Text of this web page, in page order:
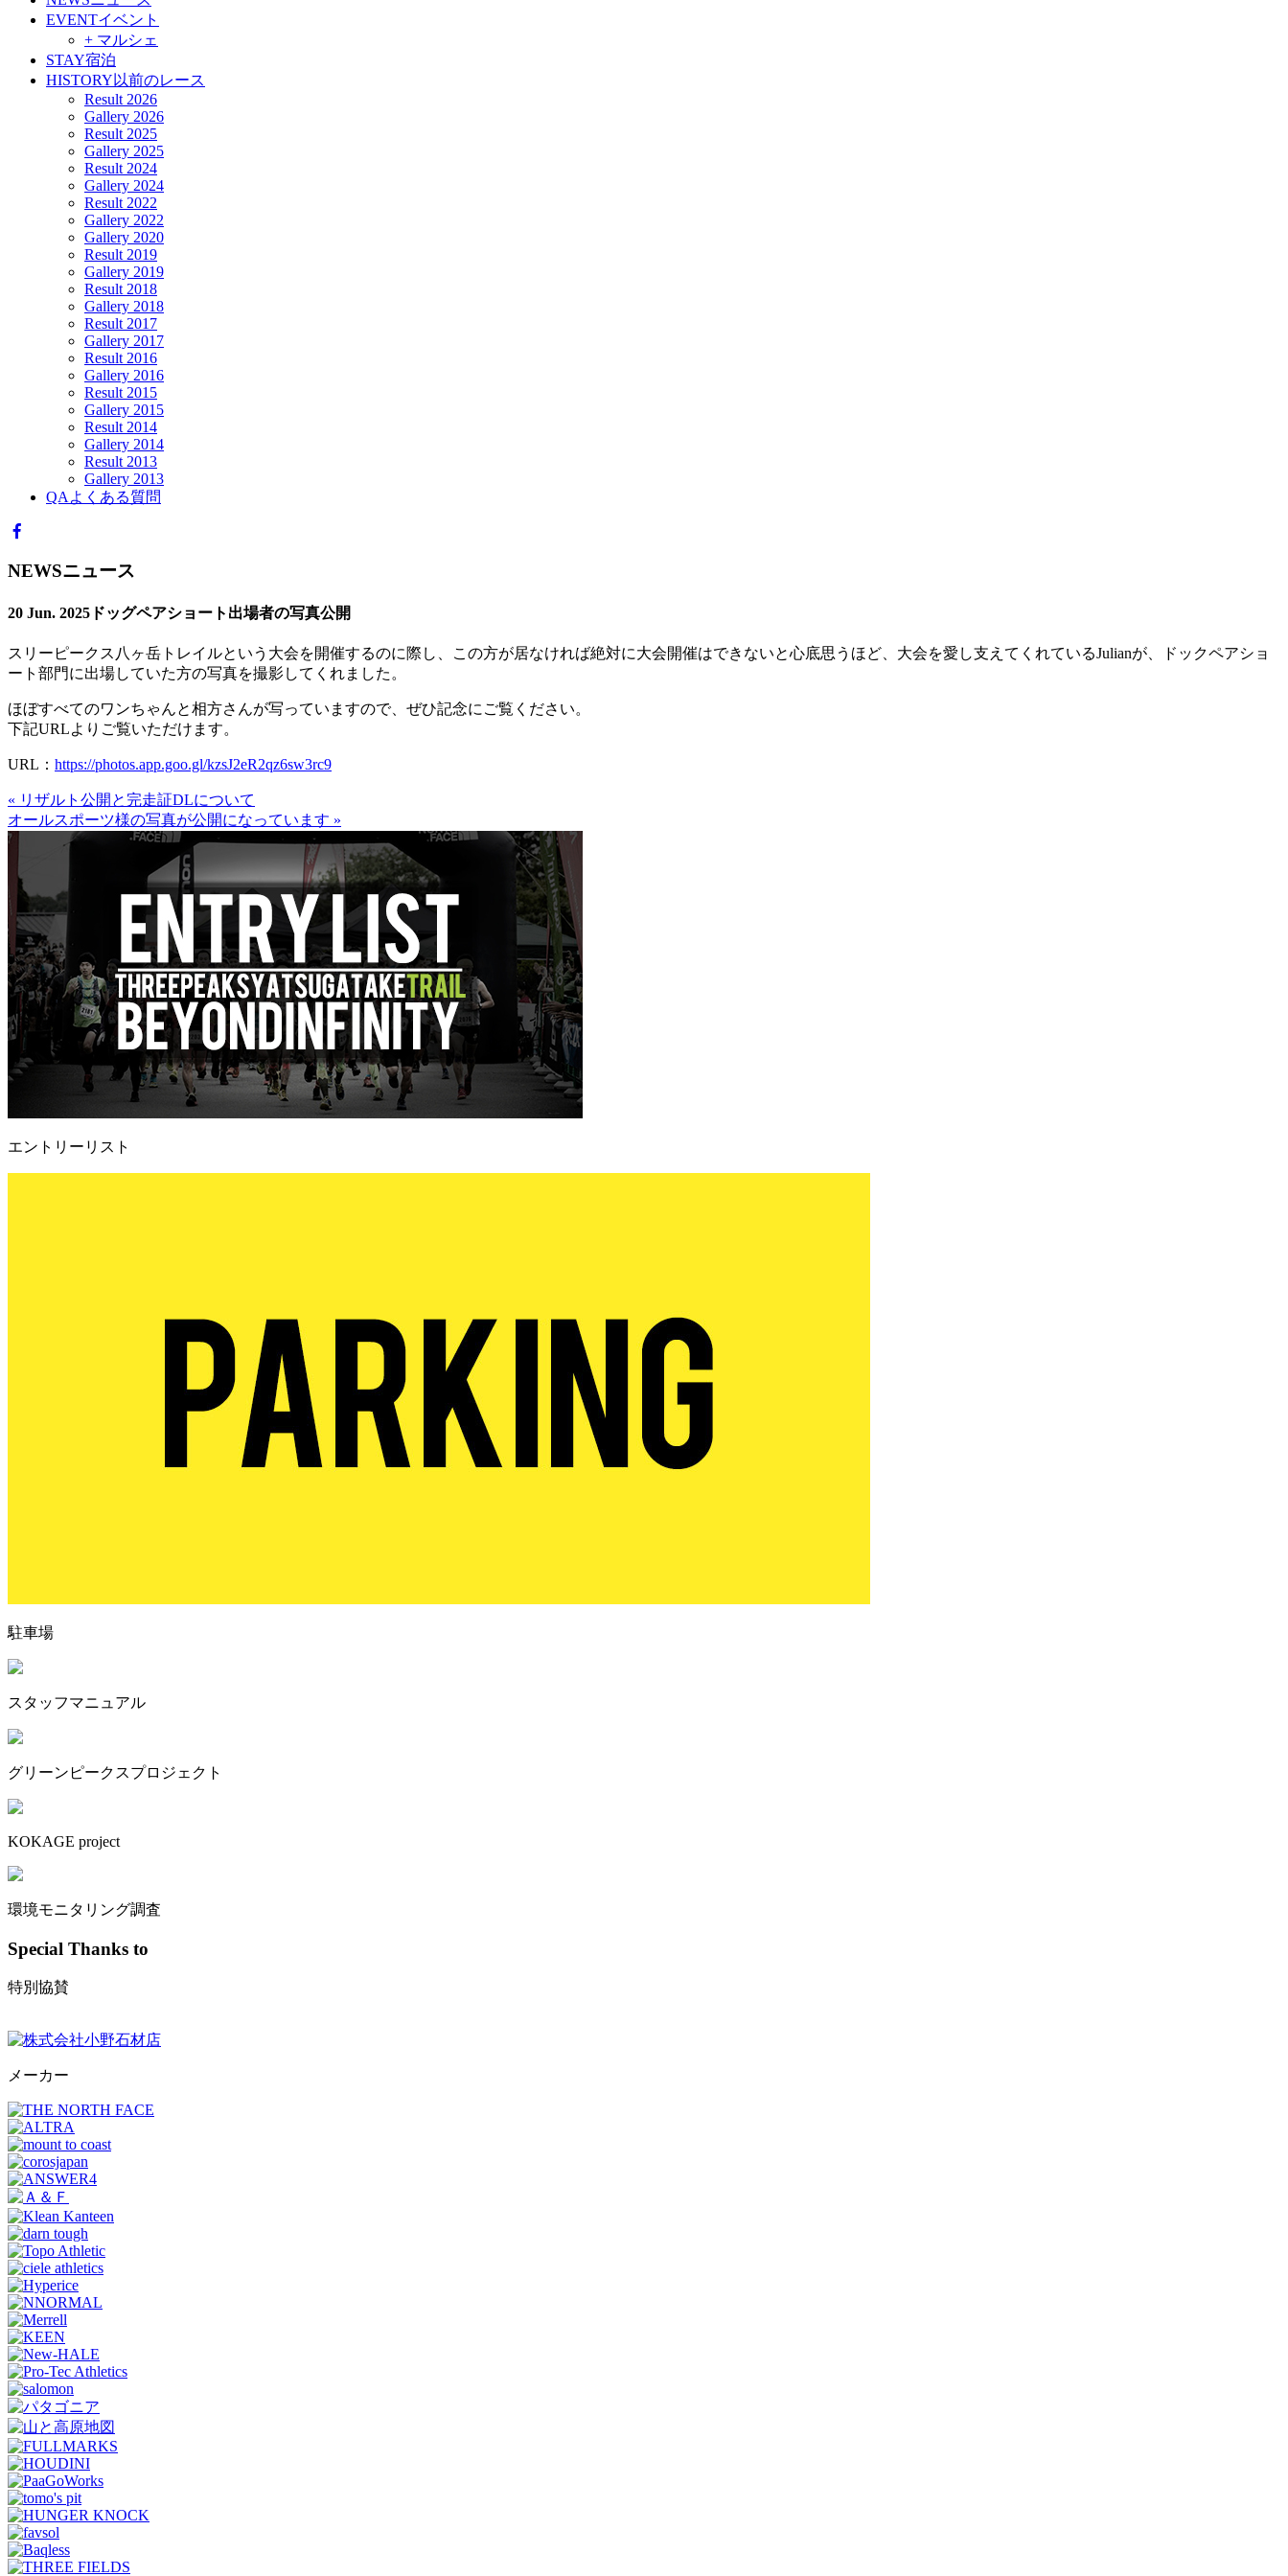
EVENTイベント
+ マルシェ
STAY宿泊
HISTORY 以前のレース
Result 2026
Gallery 2026
Result 2025
Gallery 2025
Result 2024
Gallery 2024
Result 2022
Gallery 2022
Gallery 2020
Result 2019
Gallery 2019
Result 2018
Gallery 2018
Result 2017
Gallery 2017
Result 2016
Gallery 2016
Result 2015
Gallery 2015
Result 2014
Gallery 2014
Result 2013
Gallery 2013
QA よくある質問
NEWSニュース
20 Jun. 2025 ドッグペアショート出場者の写真公開
スリーピークス八ヶ岳トレイルという大会を開催するのに際し、この方が居なければ絶対に大会開催はできないと心底思うほど、大会を愛し支えてくれているJulianが、ドックペアショ
ート部門に出場していた方の写真を撮影してくれました。
ほぼすべてのワンちゃんと相方さんが写っていますので、ぜひ記念にご覧ください。
下記URLよりご覧いただけます。
URL： https://photos.app.goo.gl/kzsJ2eR2qz6sw3rc9
« リザルト公開と完走証DLについて
オールスポーツ様の写真が公開になっています »
エントリーリスト
駐車場
スタッフマニュアル
グリーンピークスプロジェクト
KOKAGE project
環境モニタリング調査
Special Thanks to
特別協賛
メーカー